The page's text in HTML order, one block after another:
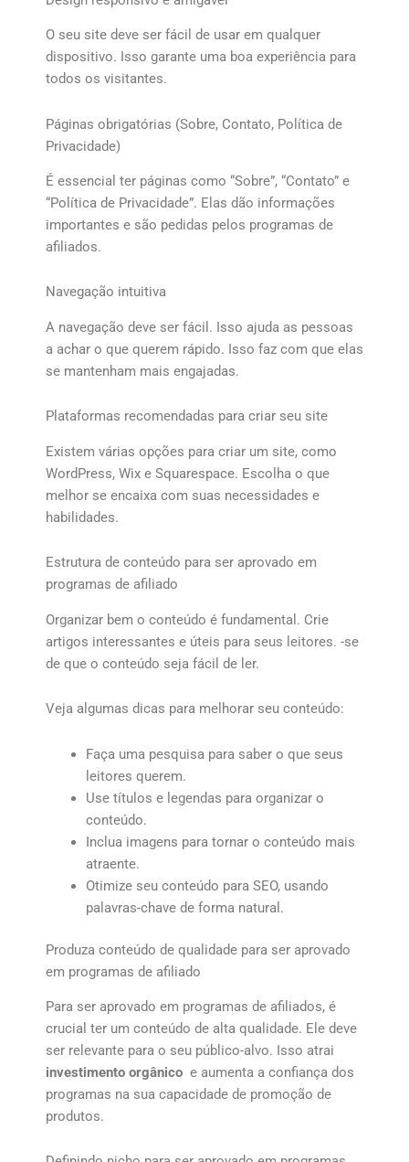
O seu site deve ser fácil de usar em qualquer
dispositivo. Isso garante uma boa experiência para
todos os visitantes.
Páginas obrigatórias (Sobre, Contato, Política de
Privacidade)
É essencial ter páginas como “Sobre”, “Contato” e
“Política de Privacidade”. Elas dão informações
importantes e são pedidas pelos programas de
afiliados.
Navegação intuitiva
A navegação deve ser fácil. Isso ajuda as pessoas
a achar o que querem rápido. Isso faz com que elas
se mantenham mais engajadas.
Plataformas recomendadas para criar seu site
Existem várias opções para criar um site, como
WordPress, Wix e Squarespace. Escolha o que
melhor se encaixa com suas necessidades e
habilidades.
Estrutura de conteúdo para ser aprovado em
programas de afiliado
Organizar bem o conteúdo é fundamental. Crie
artigos interessantes e úteis para seus leitores. -se
de que o conteúdo seja fácil de ler.
Veja algumas dicas para melhorar seu conteúdo:
Faça uma pesquisa para saber o que seus
leitores querem.
Use títulos e legendas para organizar o
conteúdo.
Inclua imagens para tornar o conteúdo mais
atraente.
Otimize seu conteúdo para SEO, usando
palavras-chave de forma natural.
Produza conteúdo de qualidade para ser aprovado
em programas de afiliado
Para ser aprovado em programas de afiliados, é
crucial ter um conteúdo de alta qualidade. Ele deve
ser relevante para o seu público-alvo. Isso atrai
investimento orgânico e aumenta a confiança dos
programas na sua capacidade de promoção de
produtos.